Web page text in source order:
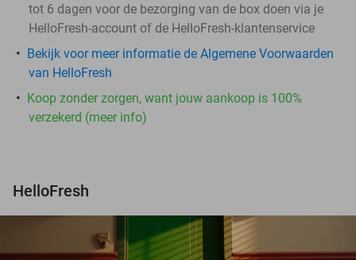
tot 6 dagen voor de bezorging van de box doen via je
HelloFresh-account of de HelloFresh-klantenservice
Bekijk voor meer informatie de Algemene Voorwaarden
van HelloFresh
Koop zonder zorgen, want jouw aankoop is 100%
verzekerd (meer info)
HelloFresh